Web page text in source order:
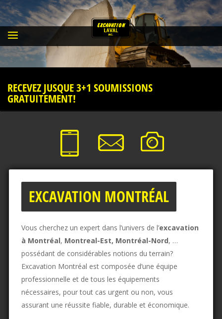
RECEVEZ JUSQUE 3+1 SOUMISSIONS
GRATUITEMENT!
EXCAVATION MONTRÉAL
Vous cherchez un expert dans l’univers de l’excavation
à Montréal, Montreal-Est, Montréal-Nord, …
possédant de considérables notions du terrain?
Excavation Montréal est composée d’une équipe
professionnelle et de tous les équipements
nécessaires, pour tout cas urgent ou non, vous
assurant une réussite fiable, durable et économique.